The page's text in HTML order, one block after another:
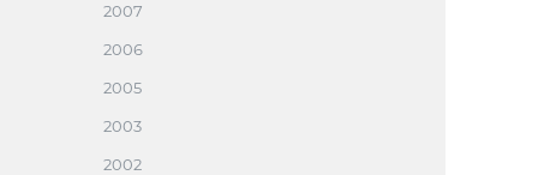
2007
2006
2005
2003
2002